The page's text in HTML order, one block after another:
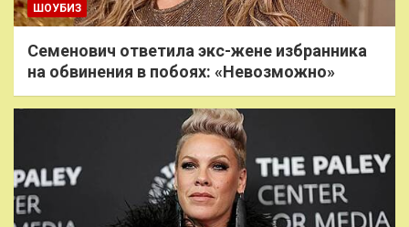
ШОУБИЗ
Семенович ответила экс-жене избранника
на обвинения в побоях: «Невозможно»